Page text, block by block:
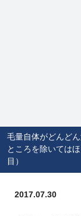
毛量自体がどんど
ところを除いては
目）
2017.07.30